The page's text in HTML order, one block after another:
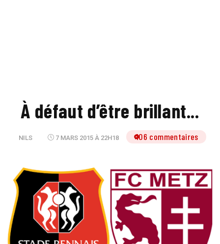
À défaut d’être brillant...
NILS 7 MARS 2015 À 22H18 106 commentaires